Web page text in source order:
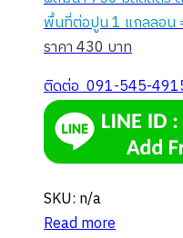
พื้นที่ต่อปูน 1 แกลลอน
ราคา 430 บาท
ติดต่อ 091-545-
SKU: n/a
Read more